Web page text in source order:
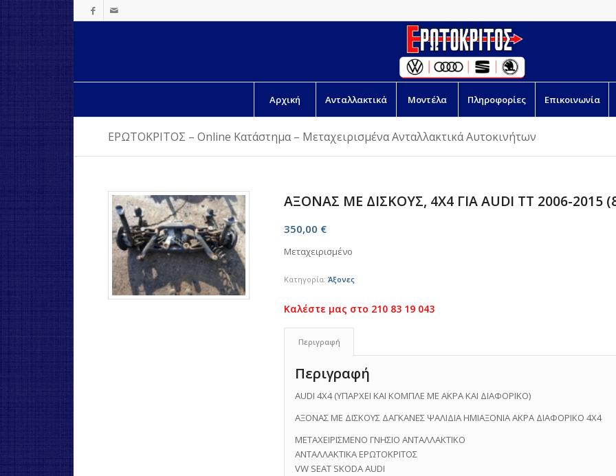
Αρχική Ανταλλακτικά Μοντέλα Πληροφορίες Επικοινωνία
ΕΡΩΤΟΚΡΙΤΟΣ – Online Κατάστημα – Μεταχειρισμένα Ανταλλακτικά Αυτοκινήτων
ΑΞΟΝΑΣ ΜΕ ΔΙΣΚΟΥΣ, 4X4 ΓΙΑ AUDI TT 2006-2015
350,00 €
Μεταχειρισμένο
Κατηγορία: Άξονες
Περιγραφή
Περιγραφή
AUDI 4X4 (ΥΠΑΡΧΕΙ ΚΑΙ ΚΟΜΠΛΕ ΜΕ ΑΚΡΑ ΚΑΙ ΔΙΑΦΟΡΙΚΟ)
ΑΞΟΝΑΣ ΜΕ ΔΙΣΚΟΥΣ ΔΑΓΚΑΝΕΣ ΨΑΛΙΔΙΑ ΗΜΙΑΞΟΝΙΑ ΑΚΡΑ ΔΙΑΦΟΡΙΚΟ 4X4
ΜΕΤΑΧΕΙΡΙΣΜΕΝΟ ΓΝΗΣΙΟ ΑΝΤΑΛΛΑΚΤΙΚO
ΑΝΤΑΛΛΑΚΤΙΚΑ ΕΡΩΤΟΚΡΙΤΟΣ
VW SEAT SKODA AUDI